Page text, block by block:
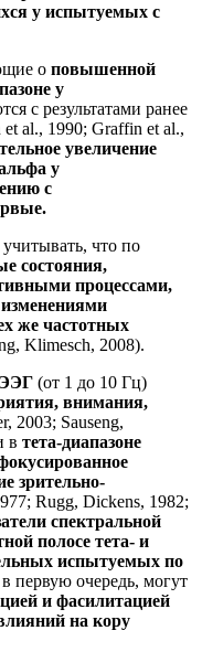
у испытуемых с
о повышенной
у
с результатами ранее
al., 1990; Graffin et al.,
увеличение
у
с
что по
состояния,
процессами,
же частотных
Klimesch, 2008).
ЭЭГ (от 1 до 10 Гц)
внимания,
2003; Sauseng,
в тета-диапазоне
зрительно-
Rugg, Dickens, 1982;
спектральной
полосе тета- и
испытуемых по
в первую очередь, могут
и фасилитацией
на кору